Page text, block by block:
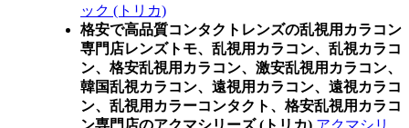
ック (トリカ)
格安で高品質コンタクトレンズの乱視用カラコン
専門店レンズトモ、乱視用カラコン、乱視カラコ
ン、格安乱視用カラコン、激安乱視用カラコン、
韓国乱視カラコン、遠視用カラコン、遠視カラコ
ン、乱視用カラーコンタクト、格安乱視用カラコ
ン専門店のアクマシリーズ (トリカ) アクマシリ